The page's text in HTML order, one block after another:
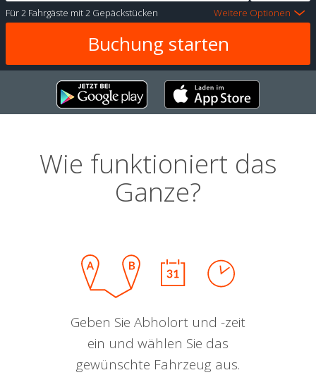
Für2 Fahrgäste mit2 Gepäckstücken Weitere Optionen
Wie funktioniert das
Ganze?
Geben Sie Abholort und -zeit
ein und wählen Sie das
gewünschte Fahrzeug aus.